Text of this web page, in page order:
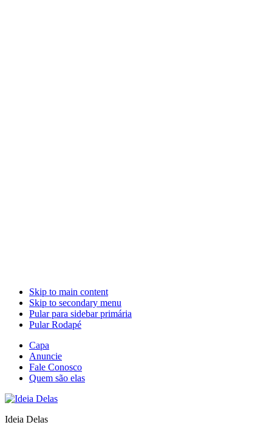
Skip to main content
Skip to secondary menu
Pular para sidebar primária
Pular Rodapé
Capa
Anuncie
Fale Conosco
Quem são elas
Ideia Delas